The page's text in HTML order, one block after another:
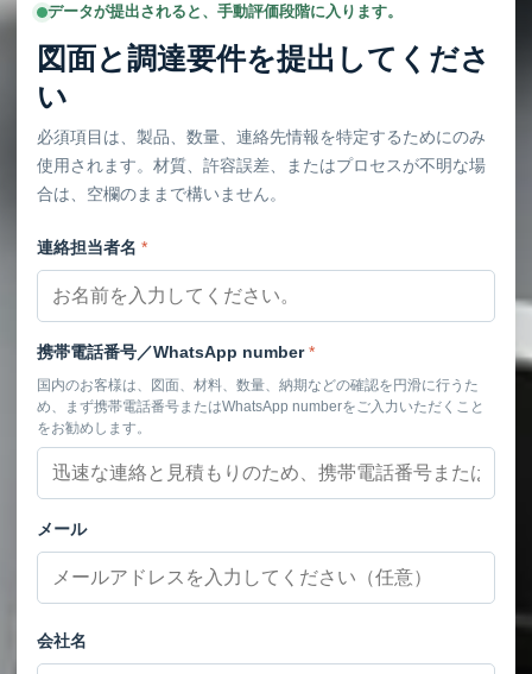
データが提出されると、手動評価段階に入ります。
図面と調達要件を提出してくださ
い
必須項目は、製品、数量、連絡先情報を特定するためにのみ
使用されます。材質、許容誤差、またはプロセスが不明な場
合は、空欄のままで構いません。
連絡担当者名 *
携帯電話番号／WhatsApp number*
国内のお客様は、図面、材料、数量、納期などの確認を円滑に行うた
め、まず携帯電話番号またはWhatsApp numberをご入力いただくこと
をお勧めします。
メール
会社名